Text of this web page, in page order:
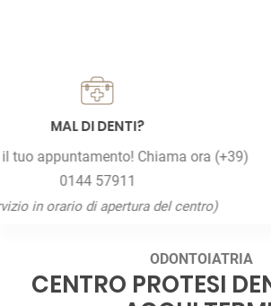
DENTIERA ROTTA?
La tua dentiera in soli 3 giorni
Laboratorio Odontotecnico
(servizio in orario di apertura del
ODONTOIATRIA
CENTRO PROTESI